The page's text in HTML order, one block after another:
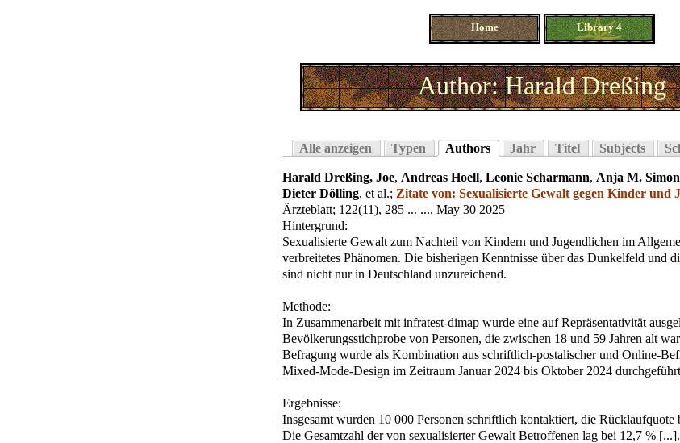
Home Library 4
Author: Harald Dreßing
Alle anzeigen Typen Authors Jahr Titel Subjects
Harald Dreßing, Joe, Andreas Hoell, Leonie Scharmann, Anja M. Simon
Dieter Dölling, et al.; Zitate von: Sexualisierte Gewalt gegen Kinder und
Ärzteblatt; 122(11), 285 ... ..., May 30 2025
Hintergrund:
Sexualisierte Gewalt zum Nachteil von Kindern und Jugendlichen im
verbreitetes Phänomen. Die bisherigen Kenntnisse über das Dunkelfeld und
sind nicht nur in Deutschland unzureichend.
Methode:
In Zusammenarbeit mit infratest-dimap wurde eine auf Repräsentativität
Bevölkerungsstichprobe von Personen, die zwischen 18 und 59 Jahren alt
Befragung wurde als Kombination aus schriftlich-postalischer und Online-
Mixed-Mode-Design im Zeitraum Januar 2024 bis Oktober 2024
Ergebnisse:
Insgesamt wurden 10 000 Personen schriftlich kontaktiert, die Rücklaufquote
Die Gesamtzahl der von sexualisierter Gewalt Betroffenen lag bei 12,7 % [...].